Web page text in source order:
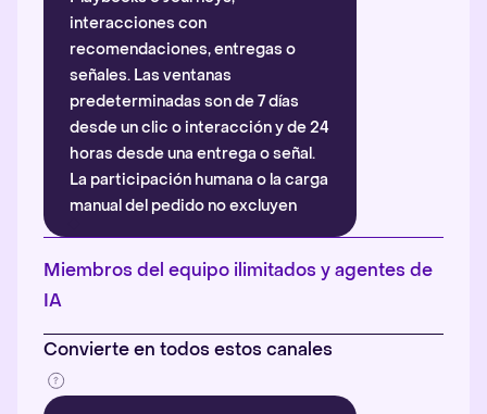
interacciones con
recomendaciones, entregas o
señales. Las ventanas
predeterminadas son de 7 días
desde un clic o interacción y de 24
horas desde una entrega o señal.
La participación humana o la carga
manual del pedido no excluyen
automáticamente la atribución.
Más información
Miembros del equipo ilimitados y agentes de
IA
Convierte en todos estos canales